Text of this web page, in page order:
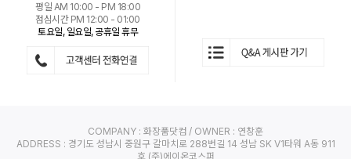
평일 AM 10:00 - PM 18:00
점심시간 PM 12:00 - 01:00
토요일, 일요일, 공휴일 휴무
COMPANY : 화장품닷컴 / OWNER : 연창훈
ADDRESS : 경기도 성남시 중원구 갈마치로 288번길 14 성남 SK V1타워 A동 911
호 (주)에이온코스퍼